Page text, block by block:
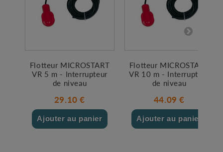
Flotteur MICROSTART
VR 5 m - Interrupteur
de niveau
29.10 €
Ajouter au panier
Flotteur MICROSTART
VR 10 m - Interrupteur
de niveau
44.09 €
Ajouter au panier